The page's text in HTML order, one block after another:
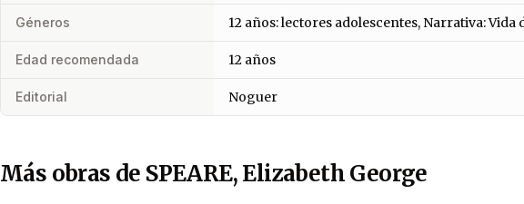
Géneros 12 años: lectores adolescentes, Narrativa: Vida
Edad recomendada 12 años
Editorial Noguer
Más obras de SPEARE, Elizabeth George